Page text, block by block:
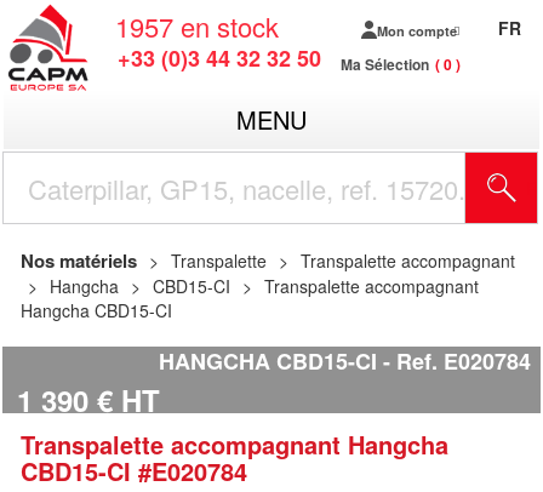
1957 en stock
+33 (0)3 44 32 32 50
Mon compte
Ma Sélection 0
FR
MENU
Nos matériels Transpalette
Transpalette accompagnant
Hangcha
CBD15-CI
Transpalette accompagnant
Hangcha CBD15-CI
HANGCHA CBD15-CI Ref. E020784
1 390 € HT
Transpalette accompagnant Hangcha
CBD15-CI #E020784